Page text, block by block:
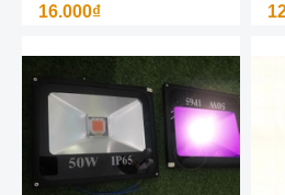
16.000₫